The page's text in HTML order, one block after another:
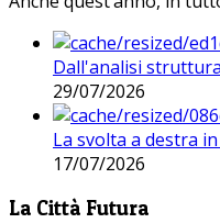
Dall'analisi
29/07/2026
La svolta a destra
17/07/2026
La Città Futura